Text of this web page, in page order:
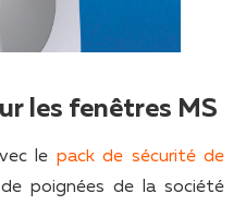
les fenêtres MS
le pack de sécurité de
poignées de la société